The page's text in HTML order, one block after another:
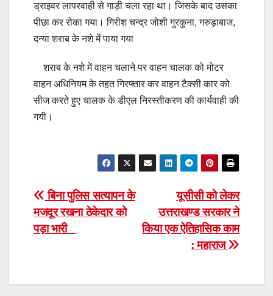
ड्राइवर लापरवाही से गाड़ी चला रहा था। जिसके बाद उसका
पीछा कर रोका गया। गिरीश चन्द्र जोशी गुरकुना, गरुड़ाबाज,
दन्या शराब के नशे में पाया गया
शराब के नशे में वाहन चलाने पर वाहन चालक को मोटर
वाहन अधिनियम के तहत गिरफ्तार कर वाहन टैक्सी कार को
सीज करते हुए चालक के डीएल निरस्तीकरण की कार्यवाही की
गयी।
Post
navigation
यूसीसी को लेकर
उत्तराखण्ड सरकार ने
किया एक ऐतिहासिक काम
: महाराज
बिना पुलिस सत्यापन के
मजदूर रखना ठेकेदार को
पड़ा भारी